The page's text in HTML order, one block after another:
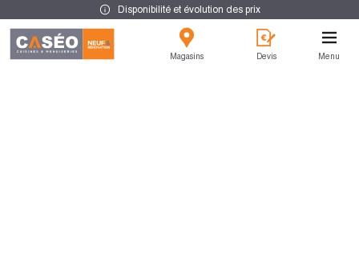
Disponibilité et évolution des prix
Magasins Devis Menu